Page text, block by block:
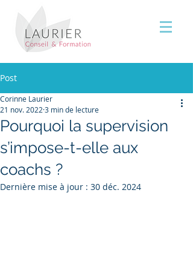
Post
Pourquoi la supervision
s’impose-t-elle aux
coachs ?
Corinne Laurier
21 nov. 2022 3 min de lecture
Dernière mise à jour : 30 déc. 2024